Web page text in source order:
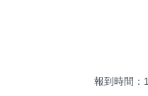
報到時間：